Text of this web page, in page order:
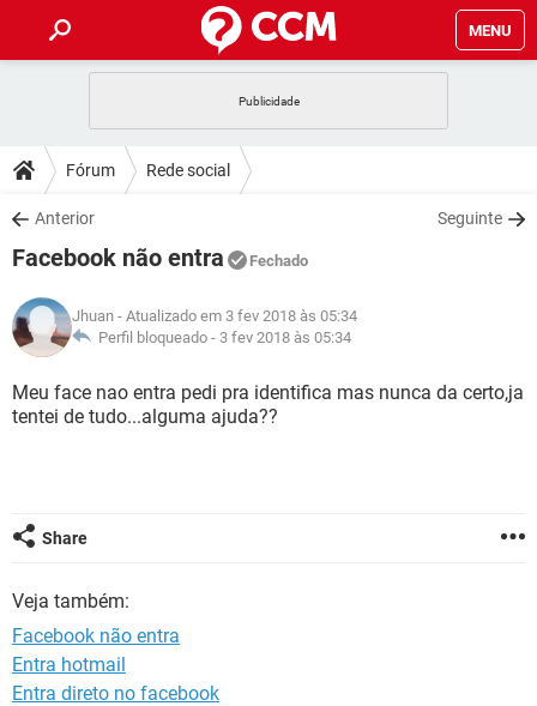
MENU
CELULAR
OUTLOOK
INSTAGRAM GMAIL
GUIA DE COMPRAS
DICAS
JOGOS
INSTAGRAM GMAIL
GUIA DE COMPRAS
DOWNLOADS
JOGOS WHATSAPP
CELULAR
OUTLOOK EXCEL
INSTAGRAM GMAIL
GUIA DE COMPRAS
JOGOS WHATSAPP
CELULAR
OUTLOOK EXCEL
GLOSSÁRIO
JOGOS WHATSAPP
CELULAR
GUIA DE COMPRAS
Fórum Rede social
Anterior Seguinte
Facebook não entra Fechado
Jhuan - Atualizado em 3 fev 2018 às 05:34
Perfil bloqueado - 3 fev 2018 às 05:34
Meu face nao entra pedi pra identifica mas nunca da certo,ja
tentei de tudo...alguma ajuda??
Share
Veja também:
Facebook não entra
Entra hotmail
Entra direto no facebook